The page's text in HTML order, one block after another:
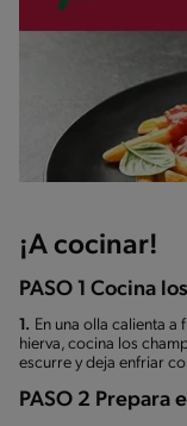
¡A cocinar!
PASO 1 Cocina
1. En una olla calienta
hierva, cocina los
escurre y deja enfriar
PASO 2 Prepara